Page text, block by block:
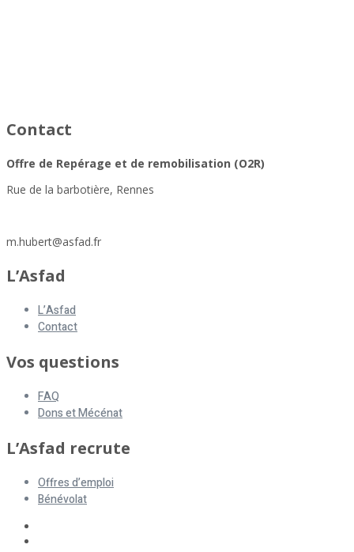
Contact
Offre de Repérage et de remobilisation (O2R)
Rue de la barbotière, Rennes
m.hubert@asfad.fr
L’Asfad
L’Asfad
Contact
Vos questions
FAQ
Dons et Mécénat
L’Asfad recrute
Offres d’emploi
Bénévolat